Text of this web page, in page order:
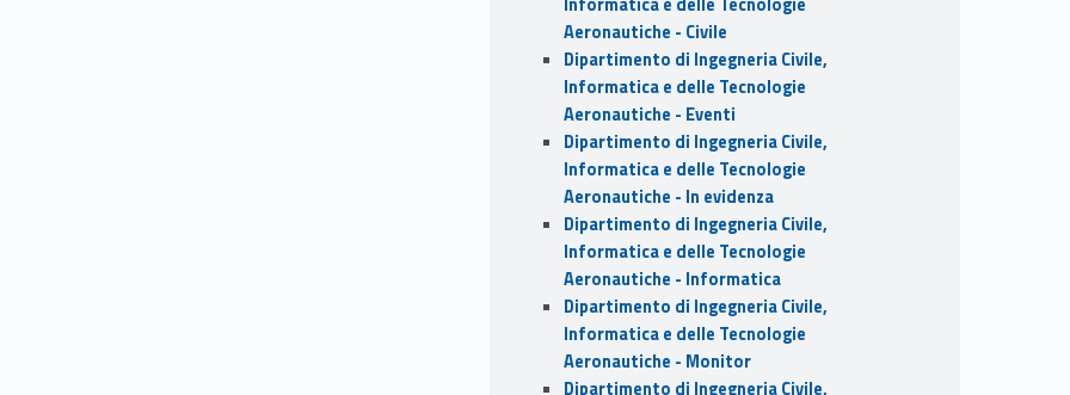
Aeronautiche - Civile
Dipartimento di Ingegneria Civile,
Informatica e delle Tecnologie
Aeronautiche - Eventi
Dipartimento di Ingegneria Civile,
Informatica e delle Tecnologie
Aeronautiche - In evidenza
Dipartimento di Ingegneria Civile,
Informatica e delle Tecnologie
Aeronautiche - Informatica
Dipartimento di Ingegneria Civile,
Informatica e delle Tecnologie
Aeronautiche - Monitor
Dipartimento di Ingegneria Civile,